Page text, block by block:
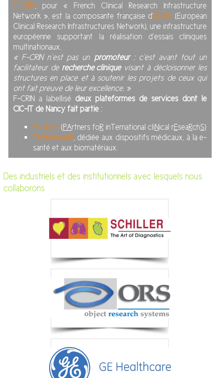
F-CRIN, pour « French Clinical Research Infrastructure
Network », est la composante française d’ECRIN (European
Clinical Research Infrastructures Network), une infrastructure
européenne supportant la réalisation d’essais cliniques
multinationaux.
« F-CRIN n’est pas un promoteur: c’est avant tout un
facilitateur de recherche cliniquevisant à décloisonner les
structures en place et à soutenir les projets de ceux qui
ont fait preuve de leur excellence. »
F-CRIN a labellisé deux plateformes de services dont le
CIC-IT de Nancy fait partie:
Partners(PArtners foRinTernational cliNical rEseaRchS)
Tech4Health , dédiée aux dispositifs médicaux, à la e-
santé et aux biomatériaux.
Des industriels et des institutionnels avec lesquels nous
collaborons